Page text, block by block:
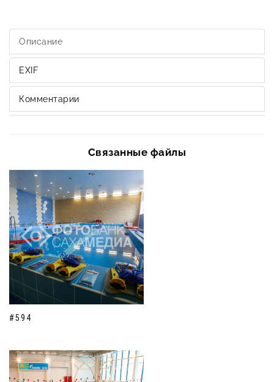
Описание
EXIF
Комментарии
Связанные файлы
#594